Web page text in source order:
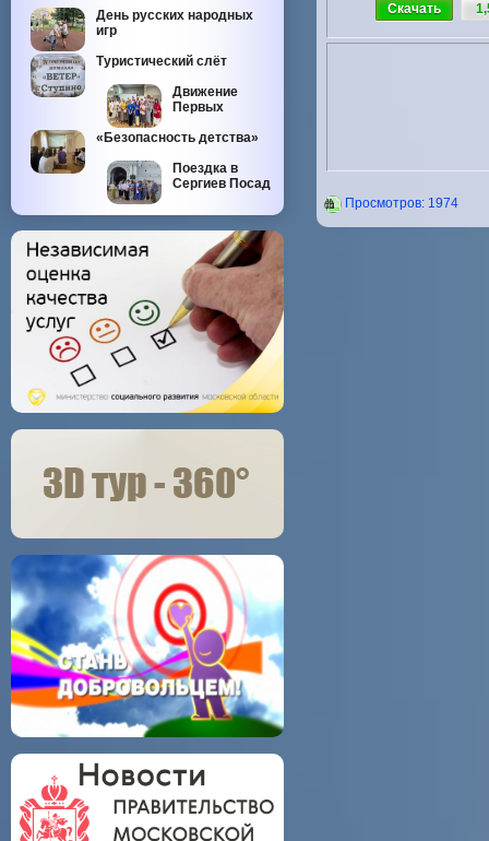
День русских народных
игр
Туристический слёт
Движение
Первых
«Безопасность детства»
Поездка в
Сергиев Посад
Скачать
Проcмотров: 1974